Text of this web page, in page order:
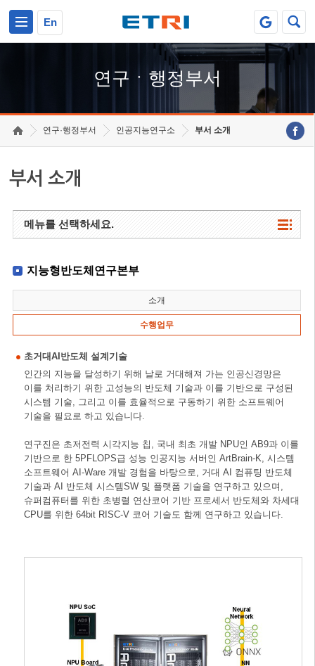
En
연구ㆍ행정부서
연구·행정부서 인공지능연구소 부서 소개
부서 소개
메뉴를 선택하세요.
지능형반도체연구본부
소개
수행업무
초거대AI반도체 설계기술
인간의 지능을 달성하기 위해 날로 거대해져 가는 인공신경망은
이를 처리하기 위한 고성능의 반도체 기술과 이를 기반으로 구성된
시스템 기술, 그리고 이를 효율적으로 구동하기 위한 소프트웨어
기술을 필요로 하고 있습니다.
연구진은 초저전력 시각지능 칩, 국내 최초 개발 NPU인 AB9과 이를
기반으로 한 5PFLOPS급 성능 인공지능 서버인 ArtBrain-K, 시스템
소프트웨어 AI-Ware 개발 경험을 바탕으로, 거대 AI 컴퓨팅 반도체
기술과 AI 반도체 시스템SW 및 플랫폼 기술을 연구하고 있으며,
슈퍼컴퓨터를 위한 초병렬 연산코어 기반 프로세서 반도체와 차세대
CPU를 위한 64bit RISC-V 코어 기술도 함께 연구하고 있습니다.